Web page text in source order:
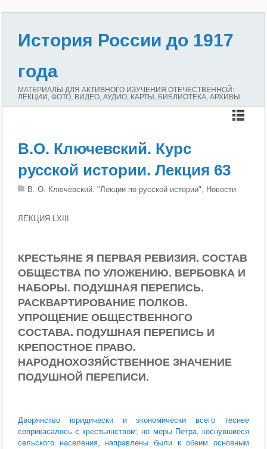
История России до 1917
года
МАТЕРИАЛЫ ДЛЯ АКТИВНОГО ИЗУЧЕНИЯ ОТЕЧЕСТВЕННОЙ:
ЛЕКЦИИ, ФОТО, ВИДЕО, АУДИО, КАРТЫ, БИБЛИОТЕКА, АРХИВЫ
В.О. Ключевский. Курс
русской истории. Лекция 63
В. О. Ключевский. "Лекции по русской истории", Новости
ЛЕКЦИЯ LXIII
КРЕСТЬЯНЕ Я ПЕРВАЯ РЕВИЗИЯ. СОСТАВ
ОБЩЕСТВА ПО УЛОЖЕНИЮ. ВЕРБОВКА И
НАБОРЫ. ПОДУШНАЯ ПЕРЕПИСЬ.
РАСКВАРТИРОВАНИЕ ПОЛКОВ.
УПРОЩЕНИЕ ОБЩЕСТВЕННОГО
СОСТАВА. ПОДУШНАЯ ПЕРЕПИСЬ И
КРЕПОСТНОЕ ПРАВО.
НАРОДНОХОЗЯЙСТВЕННОЕ ЗНАЧЕНИЕ
ПОДУШНОЙ ПЕРЕПИСИ.
Дворянство юридически и экономически всего теснее
соприкасалось с крестьянством; но меры Петра, коснувшиеся
сельского населения, направлены были к обеим основным